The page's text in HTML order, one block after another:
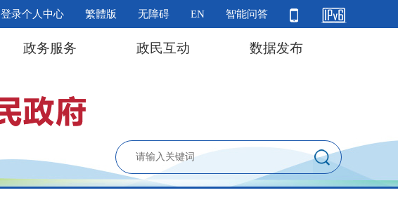
登录个人中心 繁體版 无障碍 EN 智能问答
政务服务 政民互动 数据发布